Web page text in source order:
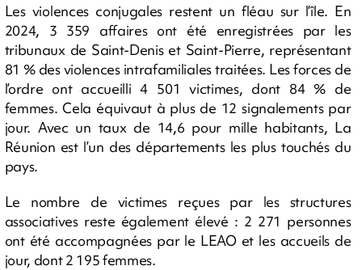
Les violences conjugales restent un fléau sur l’île. En
2024, 3 359 affaires ont été enregistrées par les
tribunaux de Saint-Denis et Saint-Pierre, représentant
81 % des violences intrafamiliales traitées. Les forces de
l’ordre ont accueilli 4 501 victimes, dont 84 % de
femmes. Cela équivaut à plus de 12 signalements par
jour. Avec un taux de 14,6 pour mille habitants, La
Réunion est l’un des départements les plus touchés du
pays.
Le nombre de victimes reçues par les structures
associatives reste également élevé : 2 271 personnes
ont été accompagnées par le LEAO et les accueils de
jour, dont 2 195 femmes.